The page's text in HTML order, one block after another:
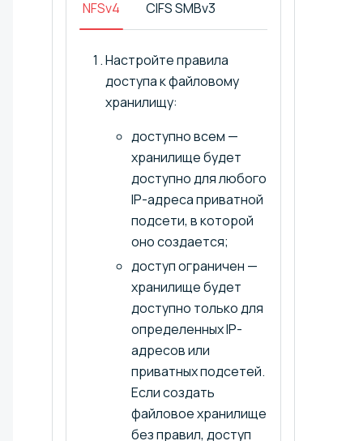
NFSv4 CIFS SMBv3
Настройте правила
доступа к файловому
хранилищу:
доступно всем —
хранилище будет
доступно для любого
IP-адреса приватной
подсети, в которой
оно создается;
доступ ограничен —
хранилище будет
доступно только для
определенных IP-
адресов или
приватных подсетей.
Если создать
файловое хранилище
без правил, доступ